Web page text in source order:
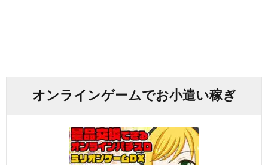
オンラインゲームでお小遣い稼ぎ